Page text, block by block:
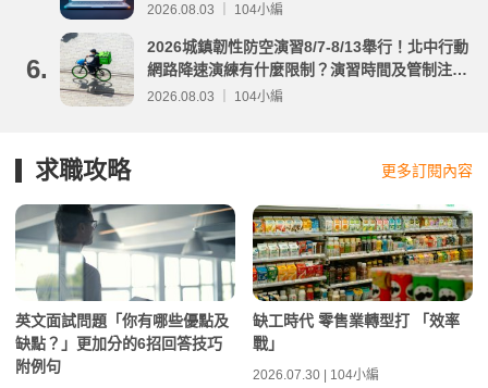
2026.08.03 ｜ 104小編
6.
2026城鎮韌性防空演習8/7-8/13舉行！北中行動
網路降速演練有什麼限制？演習時間及管制注意
事項整理
2026.08.03 ｜ 104小編
求職攻略 更多訂閱內容
英文面試問題「你有哪些優點及
缺點？」更加分的6招回答技巧
附例句
缺工時代 零售業轉型打 「效率
戰」
2026.07.30 | 104小編